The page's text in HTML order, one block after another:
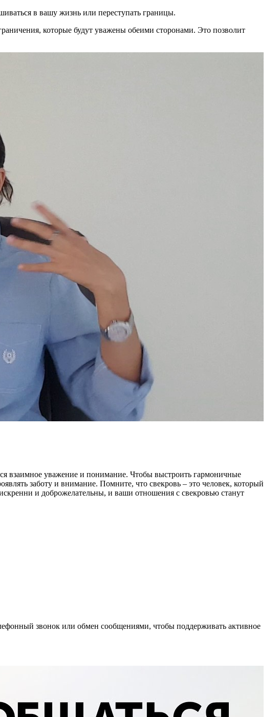
в вашу жизнь или переступать границы.
которые будут уважены обеими сторонами. Это позволит
взаимное уважение и понимание. Чтобы выстроить гармоничные
заботу и внимание. Помните, что свекровь – это человек, который
и доброжелательны, и ваши отношения с свекровью станут
звонок или обмен сообщениями, чтобы поддерживать активное